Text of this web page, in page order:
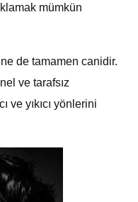
mümkün
de tamamen canidir.
ve tarafsız
ve yıkıcı yönlerini